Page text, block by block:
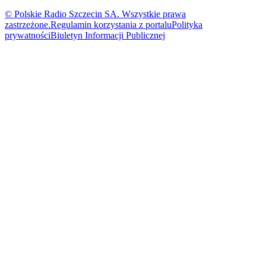
© Polskie Radio Szczecin SA. Wszystkie prawa
zastrzeżone.Regulamin korzystania z portaluPolityka
prywatnościBiuletyn Informacji Publicznej